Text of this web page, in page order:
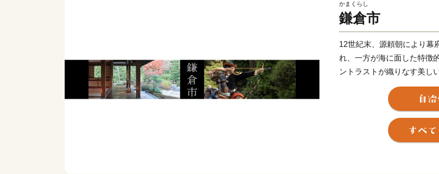
かまくらし
鎌倉市
12世紀末、源頼朝により幕
れ、一方が海に面した特徴
ントラストが織りなす美し
そして、今も残る多くの神
なかで守り続けられ、今日
やかな文化を現在に伝えて
鎌倉市では、先人たちか